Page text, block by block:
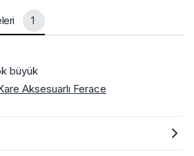
1
büyük
Aksesuarlı Ferace